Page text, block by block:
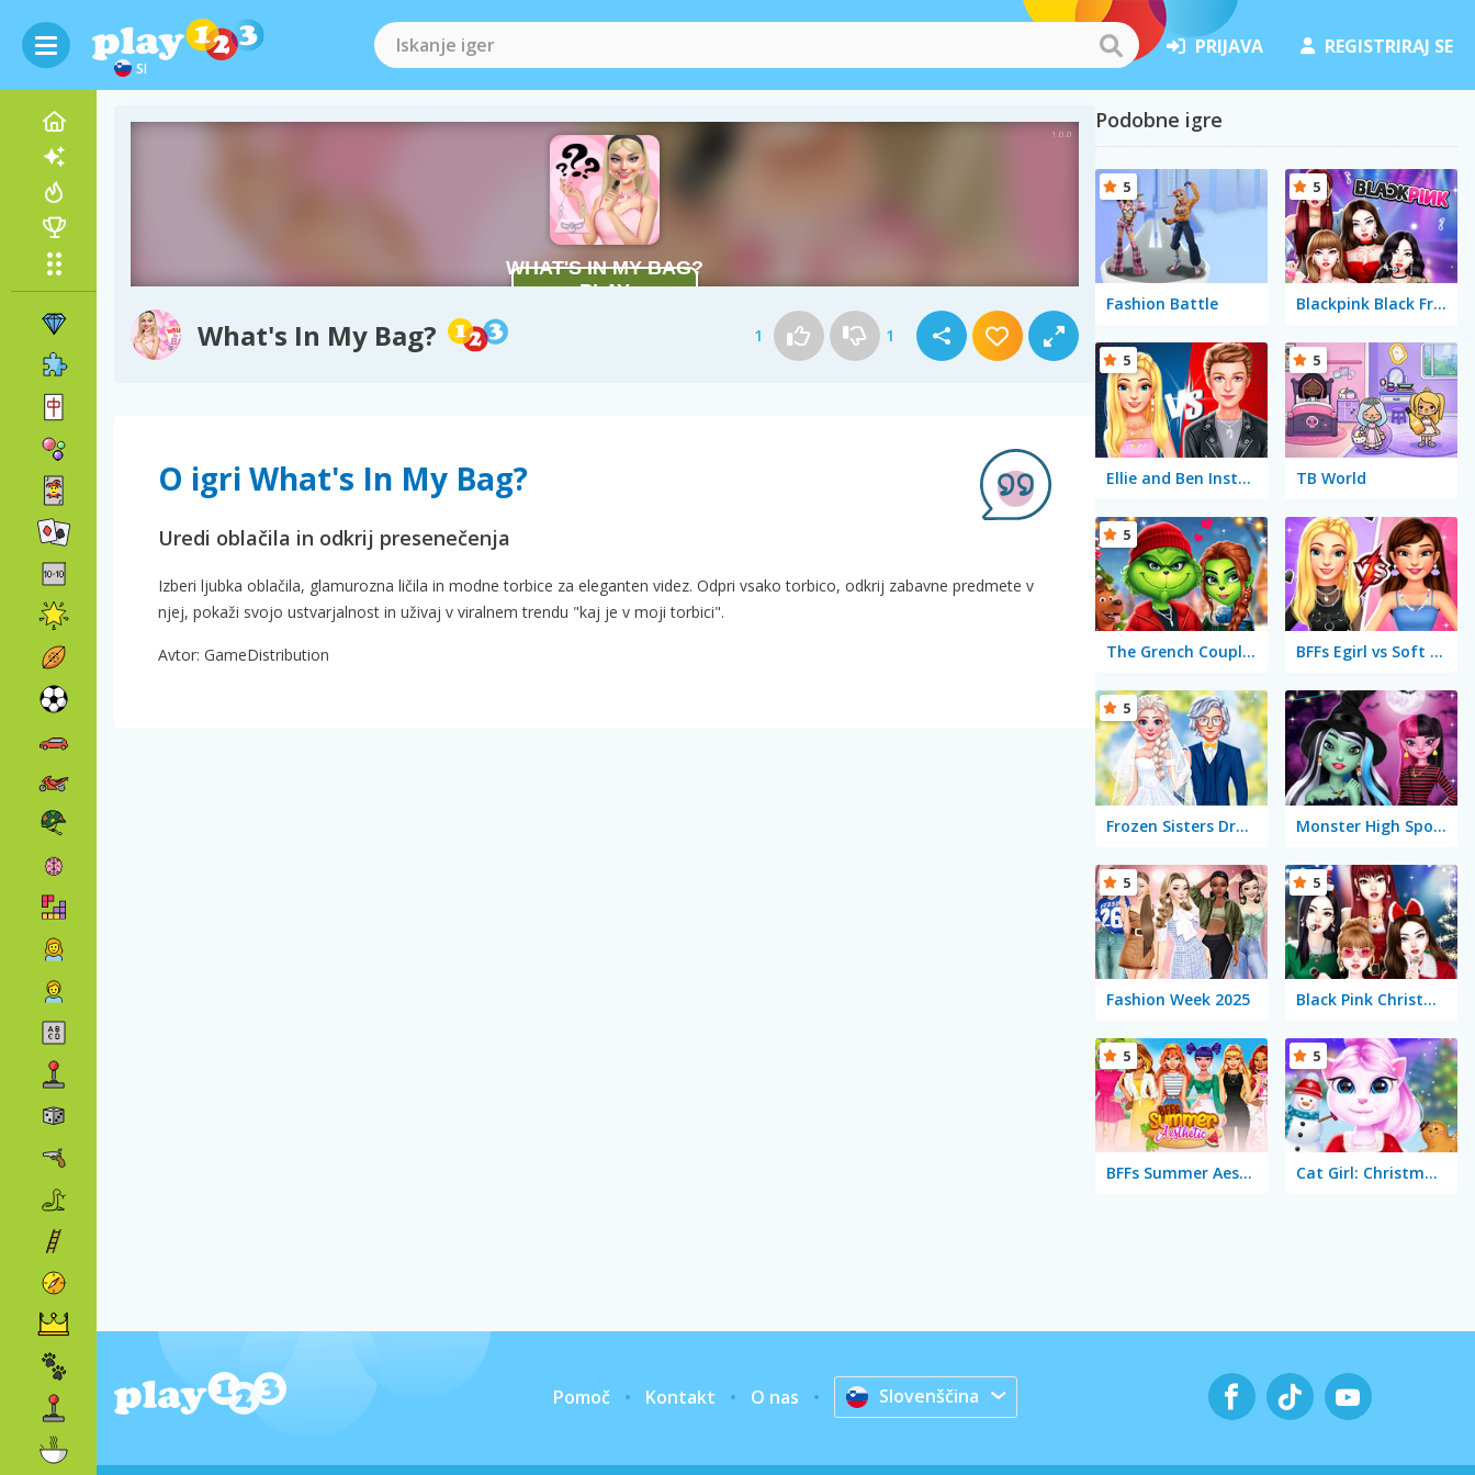
SI
PRIJAVA REGISTRIRAJ SE
What's In My Bag? 1 1
O igri What's In My Bag?
Uredi oblačila in odkrij presenečenja
Izberi ljubka oblačila, glamurozna ličila in modne torbice za eleganten videz. Odpri vsako torbico, odkrij zabavne predmete v
njej, pokaži svojo ustvarjalnost in uživaj v viralnem trendu "kaj je v moji torbici".
Avtor: GameDistribution
Podobne igre
Fashion Battle
5
Blackpink Black Friday Fever
5
Ellie and Ben Insta Fashion
5
TB World
5
The Grench Couple Holiday Dress Up
5
BFFs Egirl vs Soft Girl
Frozen Sisters Dream Wedding
5
Monster High Spooky Fashion
Fashion Week 2025
5
Black Pink Christmas Concert
5
BFFs Summer Aesthetic
5
Cat Girl: Christmas Decor Game
5
Pomoč Kontakt O nas Slovenščina